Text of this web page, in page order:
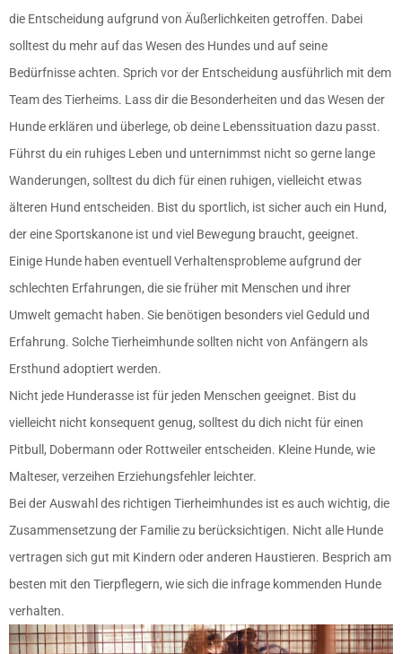
die Entscheidung aufgrund von Äußerlichkeiten getroffen. Dabei
solltest du mehr auf das Wesen des Hundes und auf seine
Bedürfnisse achten. Sprich vor der Entscheidung ausführlich mit dem
Team des Tierheims. Lass dir die Besonderheiten und das Wesen der
Hunde erklären und überlege, ob deine Lebenssituation dazu passt.
Führst du ein ruhiges Leben und unternimmst nicht so gerne lange
Wanderungen, solltest du dich für einen ruhigen, vielleicht etwas
älteren Hund entscheiden. Bist du sportlich, ist sicher auch ein Hund,
der eine Sportskanone ist und viel Bewegung braucht, geeignet.
Einige Hunde haben eventuell Verhaltensprobleme aufgrund der
schlechten Erfahrungen, die sie früher mit Menschen und ihrer
Umwelt gemacht haben. Sie benötigen besonders viel Geduld und
Erfahrung. Solche Tierheimhunde sollten nicht von Anfängern als
Ersthund adoptiert werden.
Nicht jede Hunderasse ist für jeden Menschen geeignet. Bist du
vielleicht nicht konsequent genug, solltest du dich nicht für einen
Pitbull, Dobermann oder Rottweiler entscheiden. Kleine Hunde, wie
Malteser, verzeihen Erziehungsfehler leichter.
Bei der Auswahl des richtigen Tierheimhundes ist es auch wichtig, die
Zusammensetzung der Familie zu berücksichtigen. Nicht alle Hunde
vertragen sich gut mit Kindern oder anderen Haustieren. Besprich am
besten mit den Tierpflegern, wie sich die infrage kommenden Hunde
verhalten.